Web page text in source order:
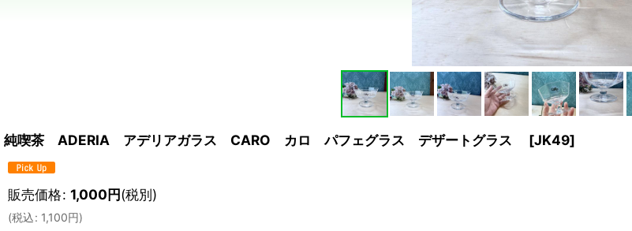
純喫茶 ADERIA アデリアガラス CARO カロ パフェグラス デザートグラス [JK49]
販売価格: 1,000円(税別)
(税込: 1,100円)